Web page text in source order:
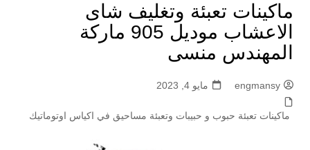
ماكينات تعبئة وتغليف شاى
الاعشاب موديل 905 ماركة
المهندس منسى
engmansy مايو 4, 2023
ماكينات تعبئة حبوب و حبيبات وتعبئة مساحيق في اكياس اوتوماتيك